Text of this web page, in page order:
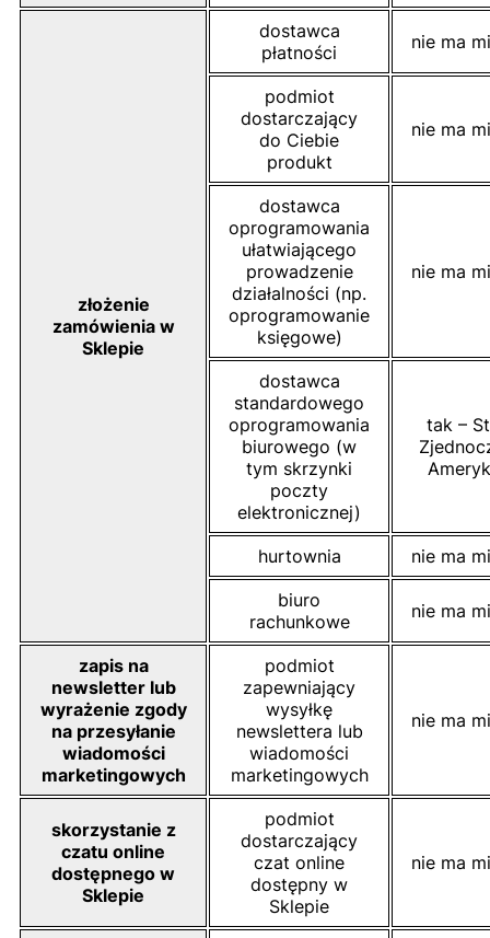
złożenie
zamówienia w
Sklepie
dostawca
płatności
nie ma
podmiot
dostarczający
do Ciebie
produkt
nie ma
dostawca
oprogramowania
ułatwiającego
prowadzenie
działalności (np.
oprogramowanie
księgowe)
nie ma
dostawca
standardowego
oprogramowania
biurowego (w
tym skrzynki
poczty
elektronicznej)
tak –
hurtownia
nie ma
biuro
rachunkowe
nie ma
zapis na
newsletter lub
wyrażenie zgody
na przesyłanie
wiadomości
marketingowych
podmiot
zapewniający
wysyłkę
newslettera lub
wiadomości
marketingowych
nie ma
skorzystanie z
czatu online
dostępnego w
Sklepie
podmiot
dostarczający
czat online
dostępny w
Sklepie
nie ma